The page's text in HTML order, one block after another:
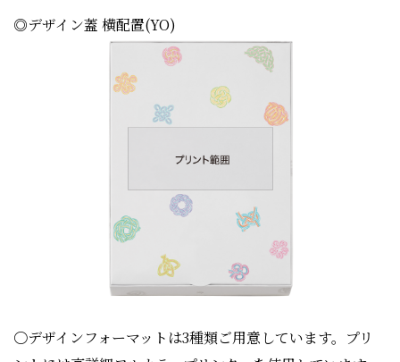
◎デザイン蓋 横配置(YO)
〇デザインフォーマットは3種類ご用意しています。プリ